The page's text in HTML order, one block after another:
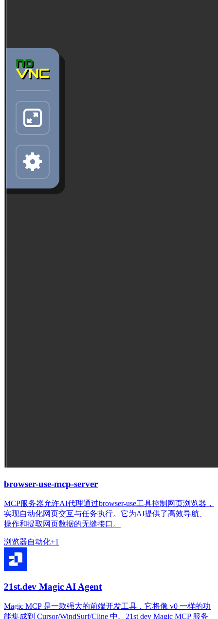
browser-use-mcp-server
MCP服务器允许AI代理通过browser-use工具控制网页浏览器，
实现自动化网页交互与任务执行。它为AI提供了高效导航、
操作和提取网页数据的无缝接口。
浏览器自动化+1
21st.dev Magic AI Agent
Magic MCP 是一款强大的前端开发工具，它将像 v0 一样的功
能集成到 Cursor/WindSurf/Cline 中。21st dev Magic MCP 服务